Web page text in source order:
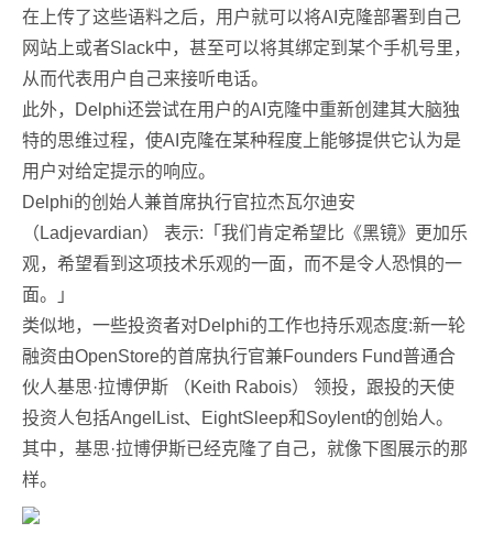
在上传了这些语料之后，用户就可以将AI克隆部署到自己
网站上或者Slack中，甚至可以将其绑定到某个手机号里，
从而代表用户自己来接听电话。
此外，Delphi还尝试在用户的AI克隆中重新创建其大脑独
特的思维过程，使AI克隆在某种程度上能够提供它认为是
用户对给定提示的响应。
Delphi的创始人兼首席执行官拉杰瓦尔迪安
（Ladjevardian） 表示:「我们肯定希望比《黑镜》更加乐
观，希望看到这项技术乐观的一面，而不是令人恐惧的一
面。」
类似地，一些投资者对Delphi的工作也持乐观态度:新一轮
融资由OpenStore的首席执行官兼Founders Fund普通合
伙人基思·拉博伊斯 （Keith Rabois） 领投，跟投的天使
投资人包括AngelList、EightSleep和Soylent的创始人。
其中，基思·拉博伊斯已经克隆了自己，就像下图展示的那
样。